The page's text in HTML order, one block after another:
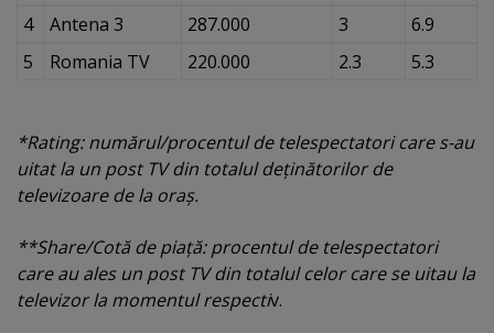
4
Antena 3 287.000 3
6.9
5
Romania TV 220.000 2.3 5.3
*Rating: numărul/procentul de telespectatori care s-au
uitat la un post TV din totalul deţinătorilor de
televizoare de la oraş.
**Share/Cotă de piaţă: procentul de telespectatori
care au ales un post TV din totalul celor care se uitau la
televizor la momentul respectiv.